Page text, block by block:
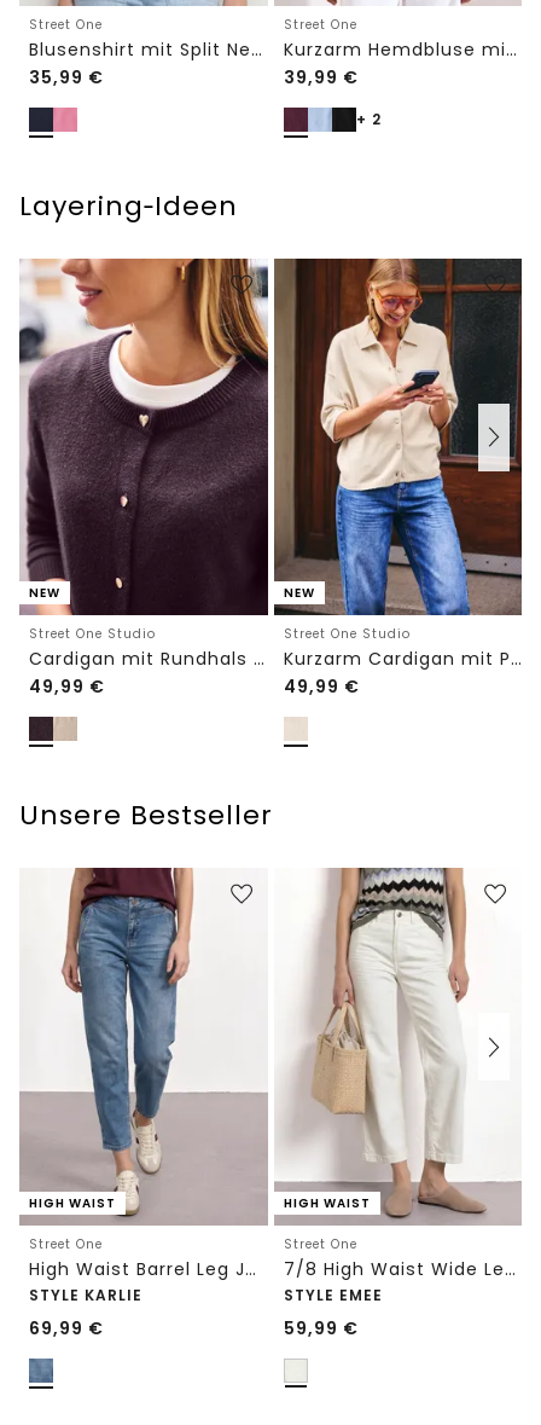
Street One
Blusenshirt mit Split Neck und Volant-Ärmeln
35,99 €
Street One
Kurzarm Hemdbluse mit Turn-Up-Details
39,99 €
+ 2
Layering‑Ideen
NEW
Street One Studio
Cardigan mit Rundhals und Knöpfen
49,99 €
NEW
Street One Studio
Kurzarm Cardigan mit Polokragen
49,99 €
Unsere Bestseller
HIGH WAIST
Street One
High Waist Barrel Leg Jeans im Loose Fit
STYLE KARLIE
69,99 €
HIGH WAIST
Street One
7/8 High Waist Wide Leg Jeans im Loose Fit
STYLE EMEE
59,99 €